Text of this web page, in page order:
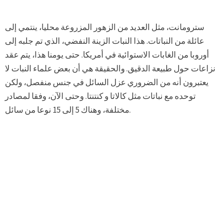
سترومانت، مثل العديد من الزهور المزروعة محليا، ينتمي إلى
عائلة من النباتات. هذا النبات الزينة النفضي، الذي تم جلبه إلى
أوروبا من الغابات الاستوائية في أمريكا. حتى يومنا هذا، يتم عقد
نزاعات حول طبيعة الدقيق. والحقيقة هي أن بعض علماء النبات لا
يعتبرون أنه من الضروري عزل السائل في جنس منفصل، ولكن
توحده مع نباتات مثل كالاتا و كنتنتا. وحتى الآن، وفقا لمصادر
مختلفة، وهناك 5 إلى 15 نوعا من سائل.